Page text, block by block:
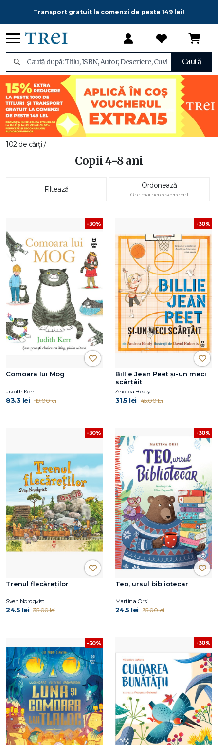
Transport gratuit la comenzi de peste 149 lei!
Caută
102 de cărți /
Copii 4-8 ani
Filtează Ordonează
Cele mai noi descendent
-30%
Comoara lui Mog
Judith Kerr
83.3 lei 119.00 lei
-30%
Billie Jean Peet și-un meci
scârțâit
Andrea Beaty
31.5 lei 45.00 lei
-30%
Trenul flecăreților
Sven Nordqvist
24.5 lei 35.00 lei
-30%
Teo, ursul bibliotecar
Martina Orsi
24.5 lei 35.00 lei
-30% -30%